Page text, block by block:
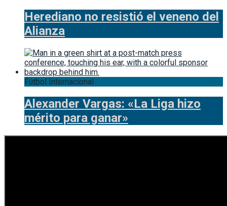
Herediano no resistió el veneno del
Alianza
Fútbol Internacional
Alexander Vargas: «La Liga hizo
mérito para ganar»